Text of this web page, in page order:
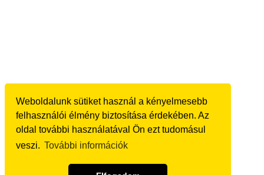
Weboldalunk sütiket használ a kényelmesebb
felhasználói élmény biztosítása érdekében. Az
oldal további használatával Ön ezt tudomásul
veszi. További információk